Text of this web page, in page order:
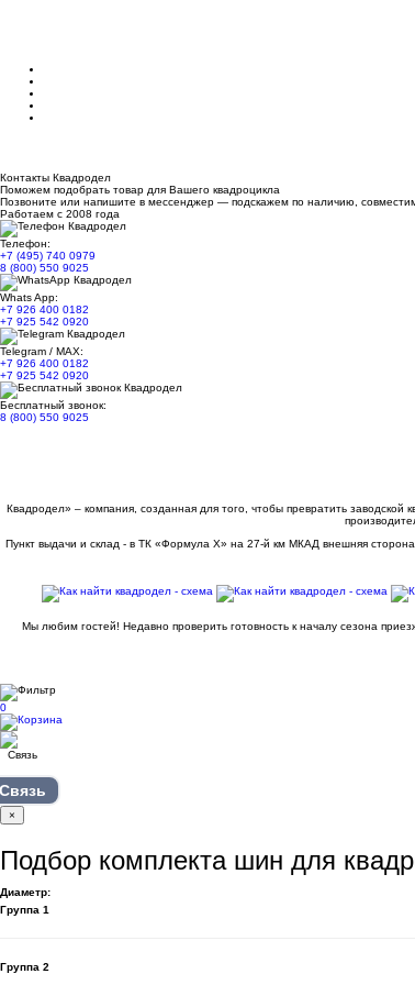
Контакты Квадродел
Поможем подобрать товар для Вашего квадроцикла
Позвоните или напишите в мессенджер — подскажем по наличию,
Работаем с 2008 года
Телефон:
+7 (495) 740 0979
8 (800) 550 9025
Whats App:
+7 926 400 0182
+7 925 542 0920
Telegram / MAX:
+7 926 400 0182
+7 925 542 0920
Бесплатный звонок:
8 (800) 550 9025
Квадродел» – компания, созданная для того, чтобы превратить
Пункт выдачи и склад - в ТК «Формула X» на 27-й км МКАД внешняя
Мы любим гостей! Недавно проверить готовность к началу сезона
0
×
Подбор комплекта шин для
Диаметр:
Группа 1
Группа 2